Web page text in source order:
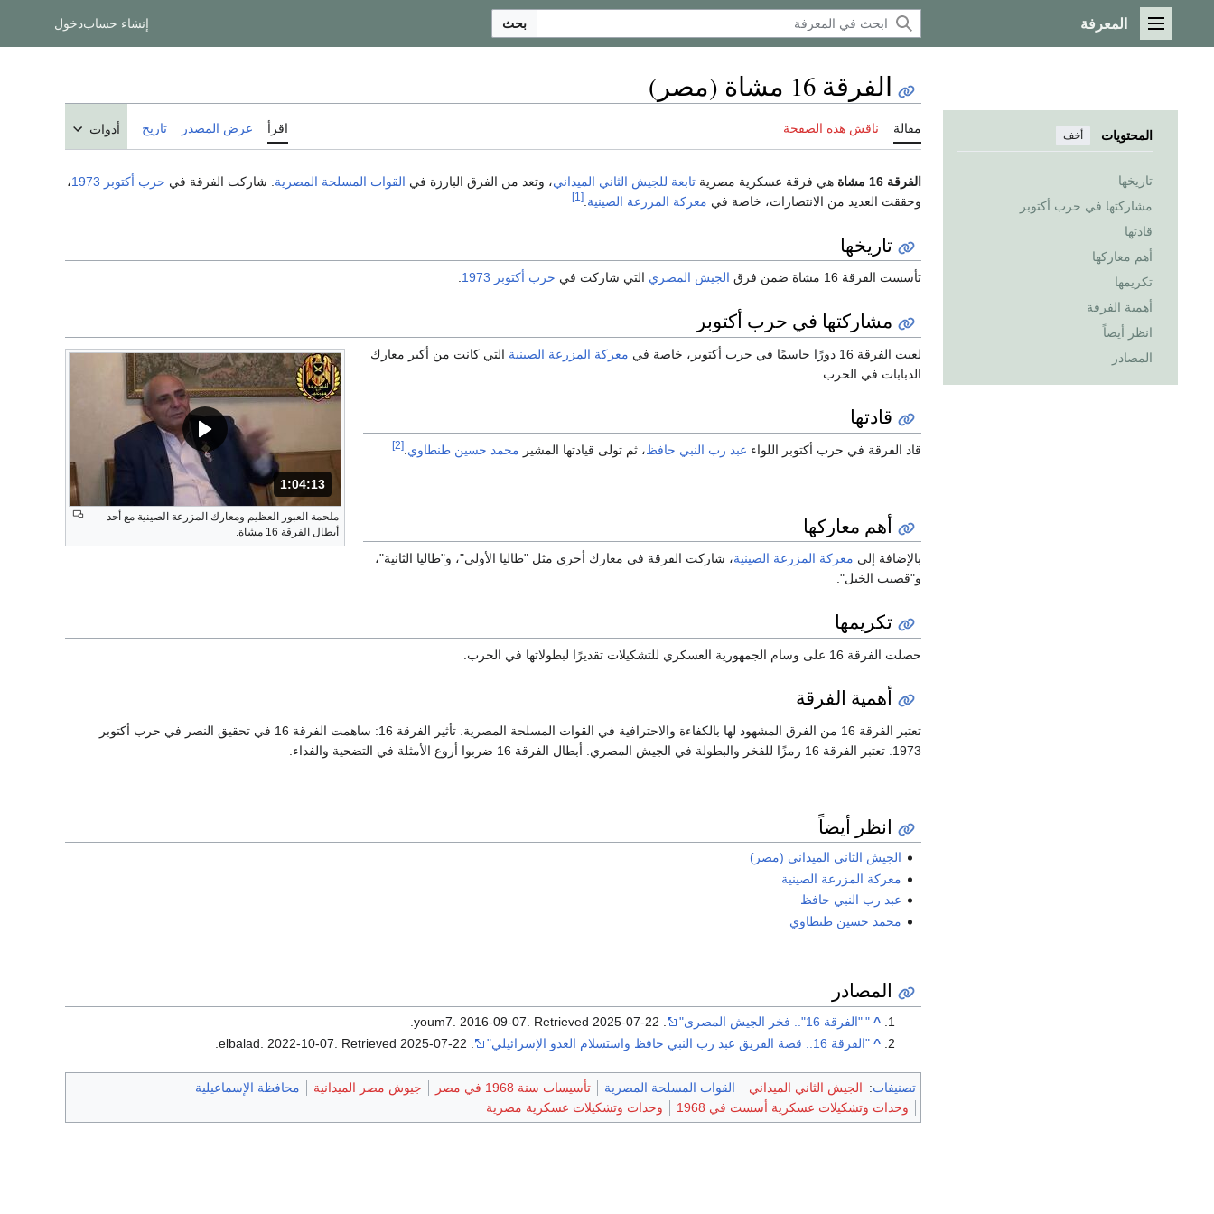
القائمة الرئيسية
المعرفة بحث إنشاء حسابدخول
المحتويات أخف
تاريخها
مشاركتها في حرب أكتوبر
قادتها
أهم معاركها
تكريمها
أهمية الفرقة
انظر أيضاً
المصادر
الفرقة 16 مشاة (مصر)
مقالة ناقش هذه الصفحة اقرأ عرض المصدر تاريخ أدوات
الفرقة 16 مشاة هي فرقة عسكرية مصرية تابعة للجيش الثاني الميداني، وتعد من الفرق البارزة في القوات المسلحة المصرية . شاركت الفرقة في حرب أكتوبر 1973
،
وحققت العديد من الانتصارات، خاصة في معركة المزرعة الصينية [1]
تاريخها
تأسست الفرقة 16 مشاة ضمن فرق الجيش المصري التي شاركت في حرب أكتوبر 1973 .
مشاركتها في حرب أكتوبر
المدة: 1 ساعة ، 4 دقيقة و 13 ثوانٍ.
1:04:13
ملحمة العبور العظيم ومعارك المزرعة الصينية مع أحد
أبطال الفرقة 16 مشاة.
لعبت الفرقة 16 دورًا حاسمًا في حرب أكتوبر، خاصة في معركة المزرعة الصينية التي كانت من أكبر معارك
الدبابات في الحرب.
قادتها
قاد الفرقة في حرب أكتوبر اللواء عبد رب النبي حافظ، ثم تولى قيادتها المشير محمد حسين طنطاوي [2]
أهم معاركها
بالإضافة إلى معركة المزرعة الصينية، شاركت الفرقة في معارك أخرى مثل "طاليا الأولى"، و"طاليا الثانية"،
و"قصيب الخيل".
تكريمها
حصلت الفرقة 16 على وسام الجمهورية العسكري للتشكيلات تقديرًا لبطولاتها في الحرب.
أهمية الفرقة
تعتبر الفرقة 16 من الفرق المشهود لها بالكفاءة والاحترافية في القوات المسلحة المصرية. تأثير الفرقة 16: ساهمت الفرقة 16 في تحقيق النصر في حرب أكتوبر
1973. تعتبر الفرقة 16 رمزًا للفخر والبطولة في الجيش المصري. أبطال الفرقة 16 ضربوا أروع الأمثلة في التضحية والفداء.
انظر أيضاً
الجيش الثاني الميداني (مصر)
معركة المزرعة الصينية
عبد رب النبي حافظ
محمد حسين طنطاوي
المصادر
^
" "الفرقة 16".. فخر الجيش المصرى" . youm7. 2016-09-07
. Retrieved2025-07-22
.
^ "الفرقة 16.. قصة الفريق عبد رب النبي حافظ واستسلام العدو الإسرائيلي" . Retrieved 2025-07-22
.
تصنيفات: الجيش الثاني الميداني القوات المسلحة المصرية تأسيسات سنة 1968 في مصر جيوش مصر الميدانية
محافظة الإسماعيلية
وحدات وتشكيلات عسكرية أسست في 1968
وحدات وتشكيلات عسكرية مصرية